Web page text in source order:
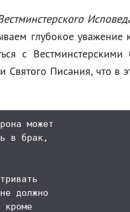
глубокое уважение
с Вестминстерскими
Писания, что в
может
в брак,
должно
кроме